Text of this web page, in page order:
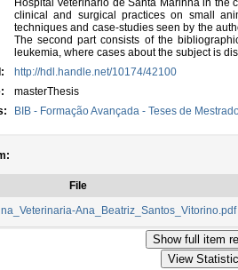
Hospital Veterinário de Santa Marinha in the
clinical and surgical practices on small
techniques and case-studies seen by the
The second part consists of the
leukemia, where cases about the subject is
http://hdl.handle.net/10174/42100
masterThesis
BIB - Formação Avançada - Teses de
File
Ana_Beatriz_Santos_Vitorino.pdf